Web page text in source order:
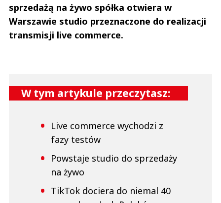
sprzedażą na żywo spółka otwiera w
Warszawie studio przeznaczone do realizacji
transmisji live commerce.
W tym artykule przeczytasz:
Live commerce wychodzi z
fazy testów
Powstaje studio do sprzedaży
na żywo
TikTok dociera do niemal 40